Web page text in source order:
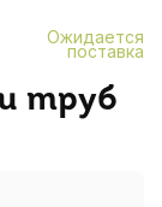
Ожидается
поставка
труб